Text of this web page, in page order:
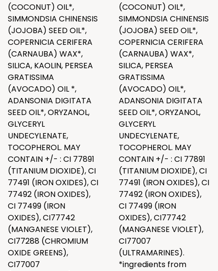
(COCONUT) OIL*,
SIMMONDSIA CHINENSIS
(JOJOBA) SEED OIL*,
COPERNICIA CERIFERA
(CARNAUBA) WAX*,
SILICA, KAOLIN, PERSEA
GRATISSIMA
(AVOCADO) OIL *,
ADANSONIA DIGITATA
SEED OIL*, ORYZANOL,
GLYCERYL
UNDECYLENATE,
TOCOPHEROL. MAY
CONTAIN +/- : CI 77891
(TITANIUM DIOXIDE), CI
77491 (IRON OXIDES), CI
77492 (IRON OXIDES),
CI 77499 (IRON
OXIDES), CI77742
(MANGANESE VIOLET),
CI77288 (CHROMIUM
OXIDE GREENS),
CI77007
(COCONUT) OIL*,
SIMMONDSIA CHINENSIS
(JOJOBA) SEED OIL*,
COPERNICIA CERIFERA
(CARNAUBA) WAX*,
SILICA, PERSEA
GRATISSIMA
(AVOCADO) OIL*,
ADANSONIA DIGITATA
SEED OIL*, ORYZANOL,
GLYCERYL
UNDECYLENATE,
TOCOPHEROL. MAY
CONTAIN +/- : CI 77891
(TITANIUM DIOXIDE), CI
77491 (IRON OXIDES), CI
77492 (IRON OXIDES),
CI 77499 (IRON
OXIDES), CI77742
(MANGANESE VIOLET),
CI77007
(ULTRAMARINES).
*ingredients from